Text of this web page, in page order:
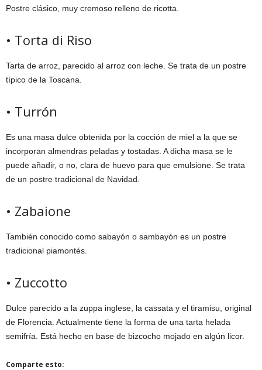
Postre clásico, muy cremoso relleno de ricotta.
• Torta di Riso
Tarta de arroz, parecido al arroz con leche. Se trata de un postre
típico de la Toscana.
• Turrón
Es una masa dulce obtenida por la cocción de miel a la que se
incorporan almendras peladas y tostadas. A dicha masa se le
puede añadir, o no, clara de huevo para que emulsione. Se trata
de un postre tradicional de Navidad.
• Zabaione
También conocido como sabayón o sambayón es un postre
tradicional piamontés.
• Zuccotto
Dulce parecido a la zuppa inglese, la cassata y el tiramisu, original
de Florencia. Actualmente tiene la forma de una tarta helada
semifría. Está hecho en base de bizcocho mojado en algún licor.
Comparte esto: